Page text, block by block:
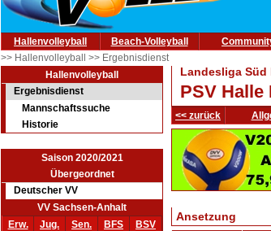
Hallenvolleyball Beach-Volleyball
>> Hallenvolleyball >> Ergebnisdienst
Hallenvolleyball
Ergebnisdienst
Mannschaftssuche
Historie
Saison 2020/2021
Übergeordnet
Deutscher VV
VV Sachsen-Anhalt
Erw.
Jug. Sen. BFS
BSV
Landesliga Süd
PSV Halle
<< zurück
Ansetzung